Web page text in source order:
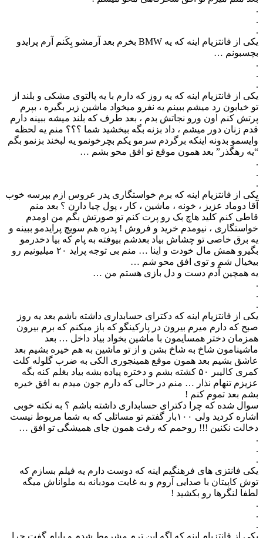
.
.
.
یکی از فانتزیام اینه که یه BMW بخرم بعد آرمشو بِکَنم آرم پرایدو
بچسبونم …
.
.
.
یکی از فانتزیام اینه که یه روز که دارم با یه پالتوی مشکی و بلند از
تو خیابون رد میشم ببینم یه نفرو میخواد ماشین زیر بگیره ، بپرم
پرتش کنم اون ورو نجاتش بدم ، بعد طرف که بلند میشه ببینه دارم
قدم زنان دور میشم ، داد بزنه بگه ببخشید شما ؟؟؟ منم یه لحظه
وایسمو بدونه اینکه برگردم سرمو یکم بچرخونمو یه لبخند بزنمو بگم
“یه رهگذر” بعد همون موقع تو افق محو بشم …
.
.
.
یکی از فانتزیام اینه که برم خواستگاری پدر عروس ازم بپرسه خوب
آقا دوماد عزیز ، خونه ، ماشین ، کار ، پول چیا دارن ؟ بعد منم
قاطی کنم کلید هاچ بک رو پرت کنم تو صورتش بگم من اومدم
خواستگاری ، نیومدم خرید و فروش ! پدره هم سویچ پرایدمو ببینه و
یه برق خاصی تو چشاش بیاد بعدشم بیوفته به پام که بیا دخدرمو
بگیرو همش مال‌ خودت و اینا … منم بی توجه پراید ۲۰ میلیونیم رو
بیخیال شم و توی افق محو شم …
یه همچین آدم دست و دل بازی هستم من …
.
.
.
یکی از فانتزیام اینه که دکترای حسابداری داشته باشم بعد یه روز
صبح که دارم میرم بیرون در پارکینگو که باز میکنم که برم بیرون
همزمان دختر همسایمون با ماشین بخواد بیاد داخل … بعد
ماشینامون شاخ به شاخ بشن و از تو ماشین به هم خیره بشیم بعد
عاشق بشیم بعد همون موقع همینجوری الکی به ضرب گلوله کلت
کمری کالیبر ۵۰ کشته بشم و دختره پیاده بشه بیاد بغلم کنه بگه
عزیزم تنهام نذار … منم در حالی که دارم جون میدم به افق خیره
بشم بعد تموم کنم !
سوال شده که چرا دکترای حسابداری داشته باشم ؟ به نکته خوبی
اشاره کردید ولی ۱۰۰بار گفتم تو مسائلی که به شما مربوط نیست
دخالت نکنین !!! روحمم که رفت همون جای همیشگی تو افق …
.
.
.
یکی فانتزی های فرهنگیم اینه که دوست دارم یه فیلم بسازم که
توش کاپیتان با صدایى آروم و به غایت مودبانه به ملواناش میگه
لطفا لنگرها رو بکشید !
.
.
.